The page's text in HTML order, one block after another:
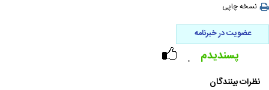
نسخه چاپی
عضویت در خبرنامه
۰ پسندیدم
نظرات بینندگان